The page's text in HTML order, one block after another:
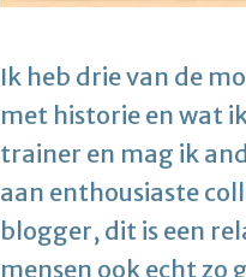
Ik heb drie van de
met historie en wat
trainer en mag ik
aan enthousiaste
blogger, dit is een
mensen ook echt zo